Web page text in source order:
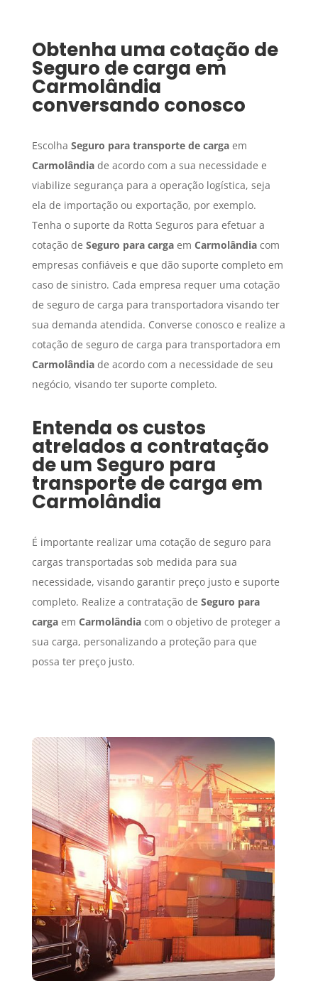
Obtenha uma cotação de
Seguro de carga em
Carmolândia
conversando conosco
Escolha Seguro para transporte de cargaem
Carmolândiade acordo com a sua necessidade e
viabilize segurança para a operação logística, seja
ela de importação ou exportação, por exemplo.
Tenha o suporte da Rotta Seguros para efetuar a
cotação de Seguro para cargaem Carmolândiacom
empresas confiáveis e que dão suporte completo em
caso de sinistro. Cada empresa requer uma cotação
de seguro de carga para transportadora visando ter
sua demanda atendida. Converse conosco e realize a
cotação de seguro de carga para transportadora em
Carmolândiade acordo com a necessidade de seu
negócio, visando ter suporte completo.
Entenda os custos
atrelados a contratação
de um Seguro para
transporte de carga em
Carmolândia
É importante realizar uma cotação de seguro para
cargas transportadas sob medida para sua
necessidade, visando garantir preço justo e suporte
completo. Realize a contratação de Seguro para
cargaem Carmolândiacom o objetivo de proteger a
sua carga, personalizando a proteção para que
possa ter preço justo.